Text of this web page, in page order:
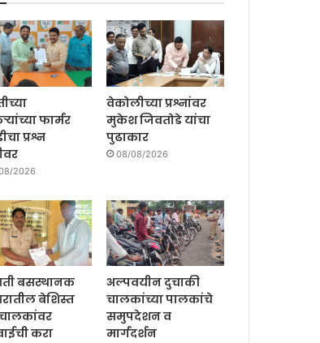
फार्मर
प्रश्न
2026
वेकोलीच्या प्रश्नांवर
मुकेश जिवतोडे यांचा
पुढाकार
08/08/2026
बसस्थानक
बेशिस्त
करा
अल्पवयीन दुचाकी
चालकांच्या पालकांचे
समुपदेशन व
मार्गदर्शन